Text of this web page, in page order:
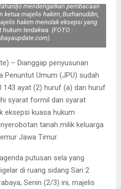
mendengarkan pembacaan
majelis hakim, Burhanuddin,
hakim menolak eksepsi yang
terdakwa. (FOTO :
– Dianggap penyusunan
Penuntut Umum (JPU) sudah
143 ayat (2) huruf (a) dan huruf
syarat formil dan syarat
eksepsi kuasa hukum
tanah milik keluarga
Jawa Timur.
putusan sela yang
di ruang sidang Sari 2
Senin (2/3) ini, majelis